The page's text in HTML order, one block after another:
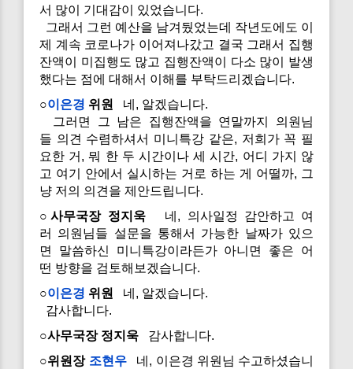
서 많이 기대감이 있었습니다.
그래서 그런 예산을 남겨뒀었는데 작년도에도 이
제 계속 코로나가 이어져나갔고 결국 그래서 집행
잔액이 미집행도 많고 집행잔액이 다소 많이 발생
했다는 점에 대해서 이해를 부탁드리겠습니다.
○이은경 위원
네, 알겠습니다.
그러면 그 남은 집행잔액을 연말까지 의원님
들 의견 수렴하셔서 미니특강 같은, 저희가 꼭 필
요한 거, 뭐 한 두 시간이나 세 시간, 어디 가지 않
고 여기 안에서 실시하는 거로 하는 게 어떨까, 그
냥 저의 의견을 제안드립니다.
○사무국장 정지욱네, 의사일정 감안하고 여
러 의원님들 설문을 통해서 가능한 날짜가 있으
면 말씀하신 미니특강이라든가 아니면 좋은 어
떤 방향을 검토해보겠습니다.
○이은경 위원
네, 알겠습니다.
감사합니다.
○사무국장 정지욱 감사합니다.
○위원장 조현우네, 이은경 위원님 수고하셨습니